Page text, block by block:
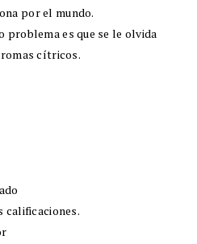
por el mundo.
problema es que se le olvida
cítricos.
calificaciones.